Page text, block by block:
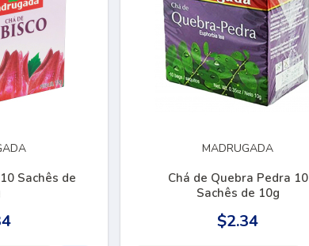
Sachês de
MADRUGADA
Chá de Quebra Pedra 10
Sachês de 10g
$2.34